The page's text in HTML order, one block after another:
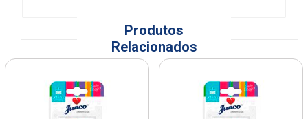
Produtos
Relacionados